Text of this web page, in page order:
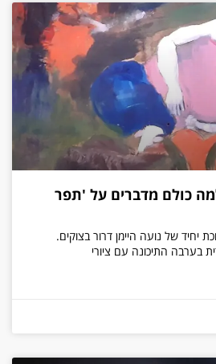
כולם מדברים על 'תפר
יחיד של נועה היימן דרור בצוקים.
בערבה התיכונה עם ציורי